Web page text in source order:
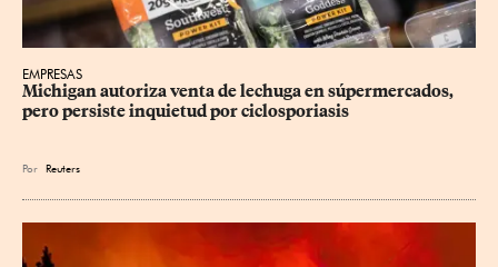
EMPRESAS
Michigan autoriza venta de lechuga en súpermercados,
pero persiste inquietud por ciclosporiasis
Por Reuters